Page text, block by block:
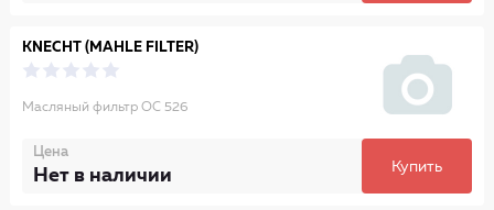
KNECHT (MAHLE FILTER)
Масляный фильтр OC 526
Цена
Нет в наличии Купить